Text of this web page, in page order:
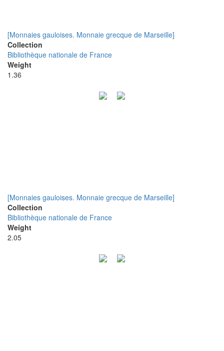
[Monnaies gauloises. Monnaie grecque de Marseille]
Collection
Bibliothèque nationale de France
Weight
1.36
[Monnaies gauloises. Monnaie grecque de Marseille]
Collection
Bibliothèque nationale de France
Weight
2.05